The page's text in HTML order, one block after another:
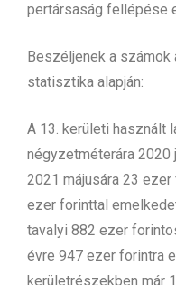
pertársaság fellépése
Beszéljenek a
statisztika alapján:
A 13. kerületi használt
négyzetméterára 2020
2021 májusára 23
ezer forinttal
tavalyi 882 ezer
évre 947 ezer forintra
kerületrészekben már